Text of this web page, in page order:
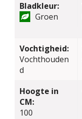
Bladkleur:
Groen
Vochtigheid:
Vochthouden
d
Hoogte in
CM:
100